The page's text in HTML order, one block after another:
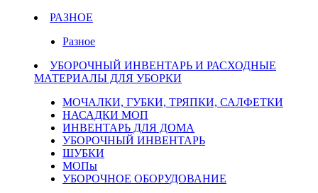
РАЗНОЕ
Разное
УБОРОЧНЫЙ ИНВЕНТАРЬ И РАСХОДНЫЕ
МАТЕРИАЛЫ ДЛЯ УБОРКИ
МОЧАЛКИ, ГУБКИ, ТРЯПКИ, САЛФЕТКИ
НАСАДКИ МОП
ИНВЕНТАРЬ ДЛЯ ДОМА
УБОРОЧНЫЙ ИНВЕНТАРЬ
ШУБКИ
МОПы
УБОРОЧНОЕ ОБОРУДОВАНИЕ